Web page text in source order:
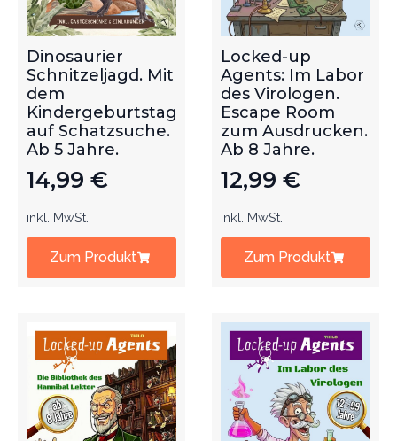
Dinosaurier
Schnitzeljagd. Mit
dem
Kindergeburtstag
auf Schatzsuche.
Ab 5 Jahre.
14,99 €
inkl. MwSt.
Zum Produkt
Locked-up
Agents: Im Labor
des Virologen.
Escape Room
zum Ausdrucken.
Ab 8 Jahre.
12,99 €
inkl. MwSt.
Zum Produkt